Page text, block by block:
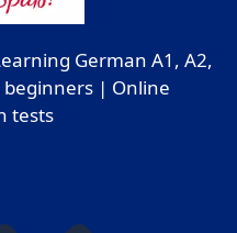
German A1, A2,
beginners | Online
tests